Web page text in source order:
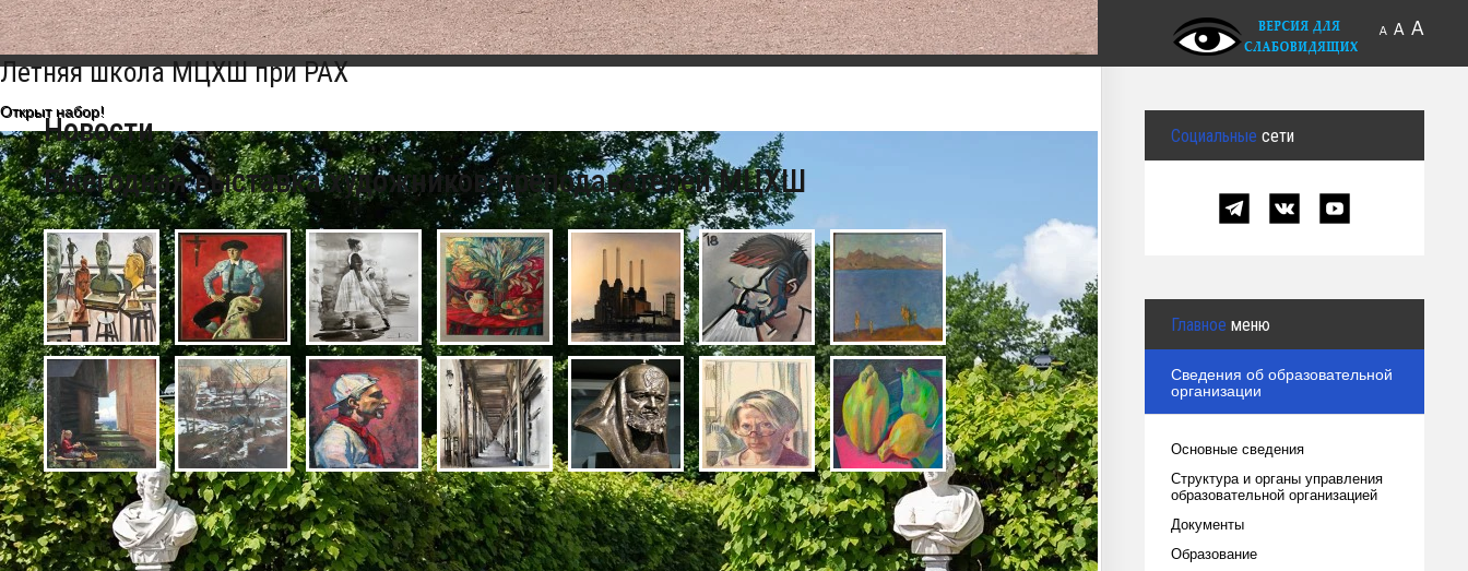
Летняя школа МЦХШ при РАХ
Открыт набор!
Главная Выставочный комплекс Ежегодная выставка художников-преподавателей МЦХШ A A A
Новости
Ежегодная выставка художников-преподавателей МЦХШ
Социальные сети
Главное меню
Сведения об образовательной
организации
Основные сведения
Структура и органы управления
образовательной организацией
Документы
Образование